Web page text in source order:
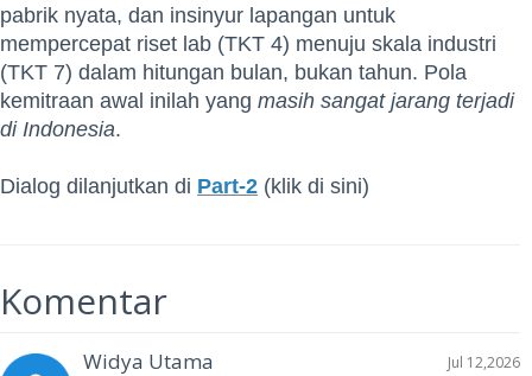
pabrik nyata, dan insinyur lapangan untuk
mempercepat riset lab (TKT 4) menuju skala industri
(TKT 7) dalam hitungan bulan, bukan tahun. Pola
kemitraan awal inilah yang masih sangat jarang terjadi
di Indonesia.
Dialog dilanjutkan di Part-2 (klik di sini)
Komentar
Widya Utama Jul 12,2026